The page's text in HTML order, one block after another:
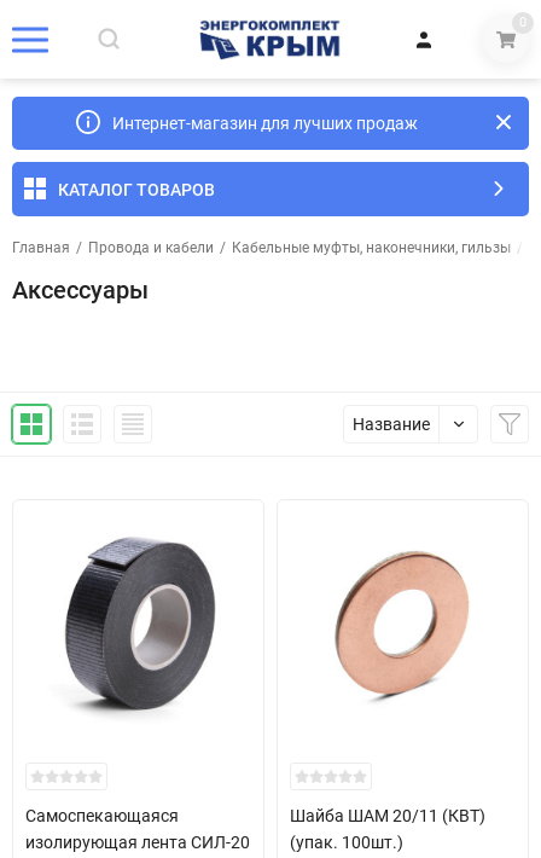
0
Интернет-магазин для лучших продаж
КАТАЛОГ ТОВАРОВ
Главная / Провода и кабели / Кабельные муфты, наконечники, гильзы /
Аксессуары
Название
Самоспекающаяся
изолирующая лента СИЛ-20
Шайба ШАМ 20/11 (КВТ)
(упак. 100шт.)